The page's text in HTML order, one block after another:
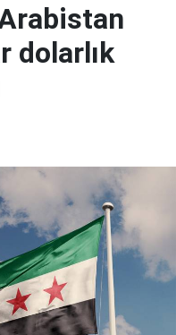
dolarlık